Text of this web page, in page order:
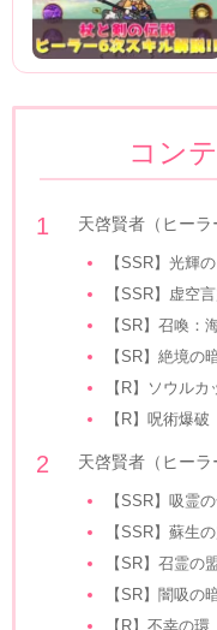
コン
天啓賢者（ヒー
【SSR】光輝
【SSR】虚空
【SR】召喚：
【SR】絶境の
【R】ソウルカ
【R】呪術爆破
天啓賢者（ヒー
【SSR】吸霊
【SSR】蘇生
【SR】召霊の
【SR】闇吸の
【R】不幸の環